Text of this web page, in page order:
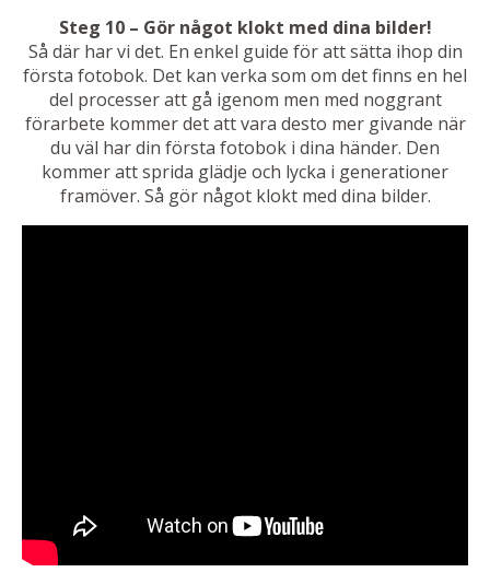
Steg 10 – Gör något klokt med dina bilder!
Så där har vi det. En enkel guide för att sätta ihop din
första fotobok. Det kan verka som om det finns en hel
del processer att gå igenom men med noggrant
förarbete kommer det att vara desto mer givande när
du väl har din första fotobok i dina händer. Den
kommer att sprida glädje och lycka i generationer
framöver. Så gör något klokt med dina bilder.